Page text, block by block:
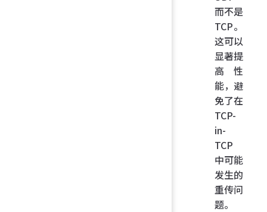
而不是
TCP。
这可以
显著提
高性
能，避
免了在
TCP-
in-
TCP
中可能
发生的
重传问
题。